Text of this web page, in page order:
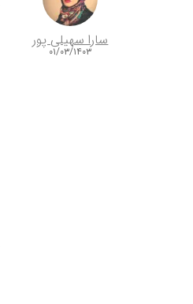
سارا سهیلی پور
۰۱/۰۳/۱۴۰۳